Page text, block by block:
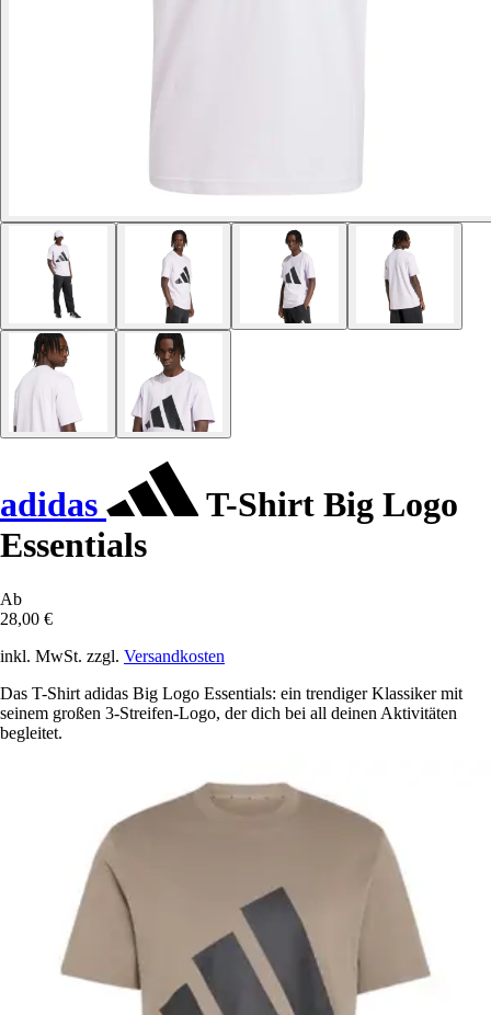
adidas
T-Shirt Big Logo
Essentials
Ab
28,00 €
inkl. MwSt. zzgl. Versandkosten
Das T-Shirt adidas Big Logo Essentials: ein trendiger Klassiker mit
seinem großen 3-Streifen-Logo, der dich bei all deinen Aktivitäten
begleitet.